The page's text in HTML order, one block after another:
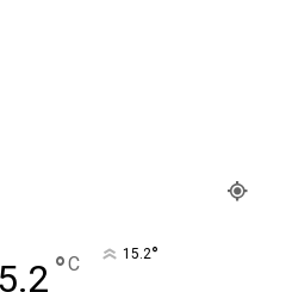
°C 15.2°